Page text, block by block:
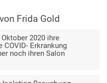
Frida Gold
2020 ihre
COVID- Erkrankung
noch ihren Salon